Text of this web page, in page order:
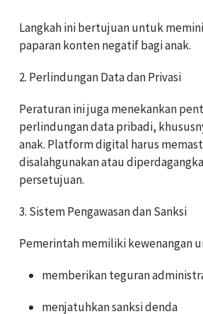
Langkah ini bertujuan untuk
paparan konten negatif bagi anak.
2. Perlindungan Data dan Privasi
Peraturan ini juga menekankan
perlindungan data pribadi,
anak. Platform digital harus
disalahgunakan atau
persetujuan.
3. Sistem Pengawasan dan Sanksi
Pemerintah memiliki kewenangan
memberikan teguran
menjatuhkan sanksi denda